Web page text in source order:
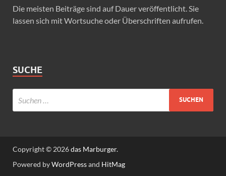
Die meisten Beiträge sind auf Dauer veröffentlicht. Sie
lassen sich mit Wortsuche oder Überschriften aufrufen.
SUCHE
Copyright © 2026das Marburger.
Powered byWordPressand HitMag